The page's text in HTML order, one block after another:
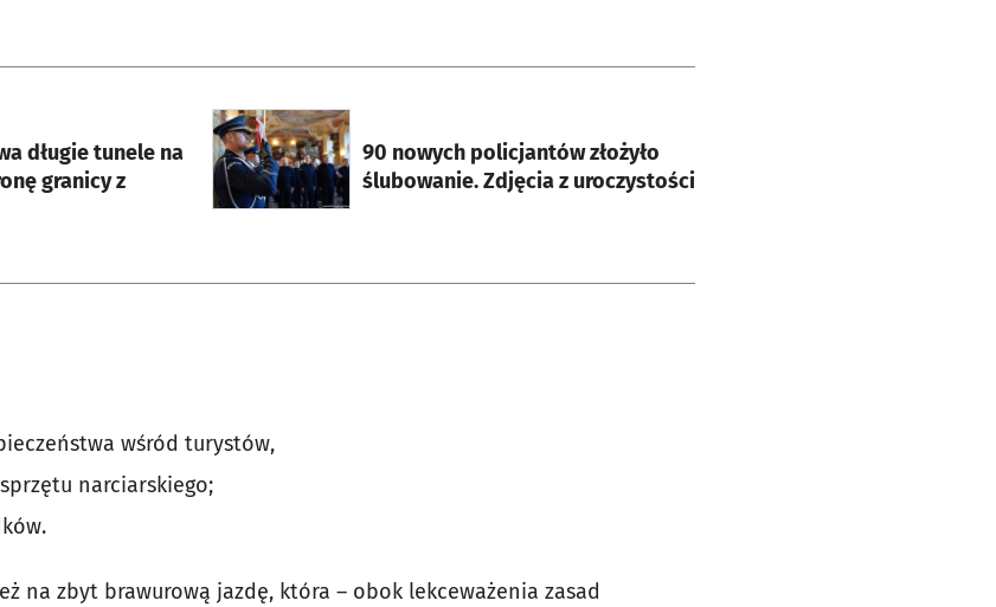
długie tunele na
granicy z
90 nowych policjantów złożyło
ślubowanie. Zdjęcia z uroczystości
otworzy się w nowej karcie
wśród turystów,
narciarskiego;
na zbyt brawurową jazdę, która – obok lekceważenia zasad